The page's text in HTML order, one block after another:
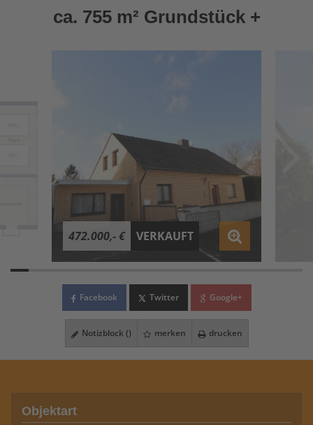
ca. 755 m² Grundstück +
472.000,- € VERKAUFT
Facebook Twitter Google+
Notizblock () merken drucken
Objektart